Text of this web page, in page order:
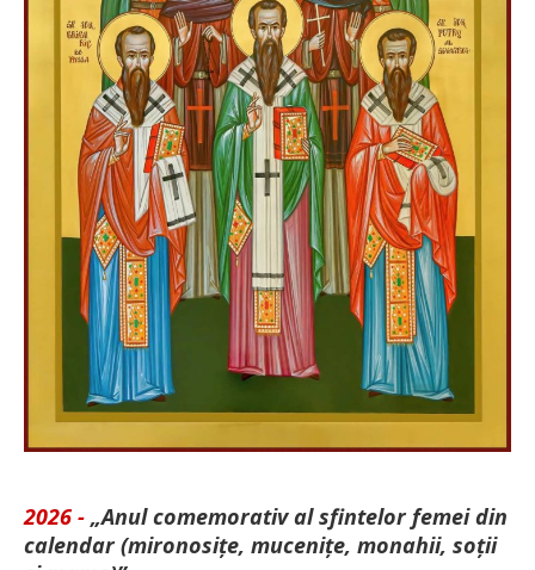
2026 - „Anul comemorativ al sfintelor femei din
calendar (mironosițe, mu­cenițe, monahii, soții